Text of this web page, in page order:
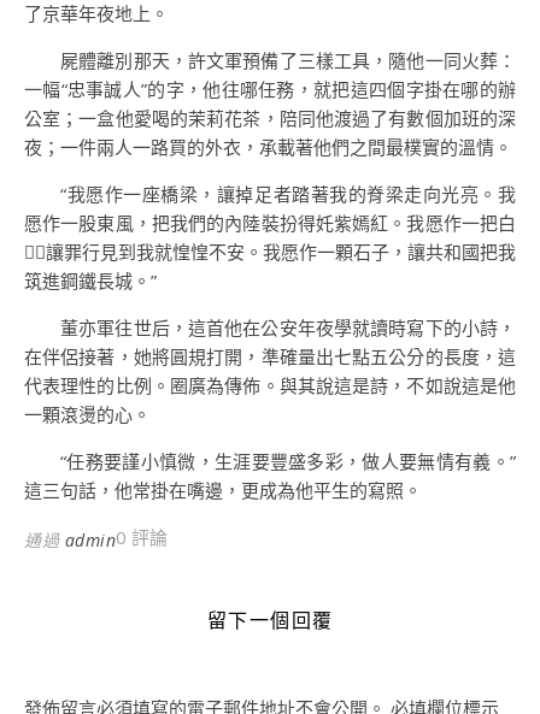
了京華年夜地上。
屍體離別那天，許文軍預備了三樣工具，隨他一同火葬：
一幅“忠事誠人”的字，他往哪任務，就把這四個字掛在哪的辦
公室；一盒他愛喝的茉莉花茶，陪同他渡過了有數個加班的深
夜；一件兩人一路買的外衣，承載著他們之間最樸實的溫情。
“我愿作一座橋梁，讓掉足者踏著我的脊梁走向光亮。我
愿作一股東風，把我們的內陸裝扮得奼紫嫣紅。我愿作一把白
，讓罪行見到我就惶惶不安。我愿作一顆石子，讓共和國把我
筑進鋼鐵長城。”
董亦軍往世后，這首他在公安年夜學就讀時寫下的小詩，
在伴侶接著，她將圓規打開，準確量出七點五公分的長度，這
代表理性的比例。圈廣為傳佈。與其說這是詩，不如說這是他
一顆滾燙的心。
“任務要謹小慎微，生涯要豐盛多彩，做人要無情有義。”
這三句話，他常掛在嘴邊，更成為他平生的寫照。
通過 admin0 評論
留下一個回覆
發佈留言必須填寫的電子郵件地址不會公開。 必填欄位標示